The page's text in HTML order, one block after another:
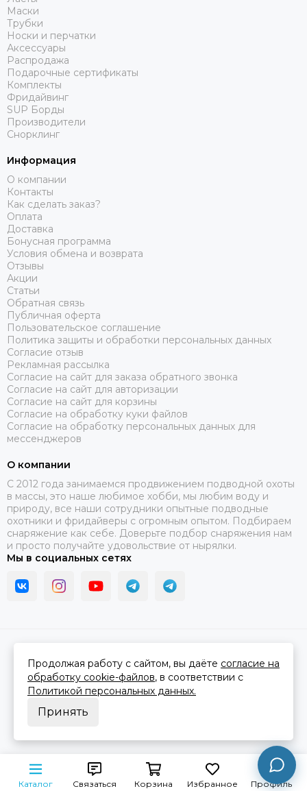
Маски
Трубки
Носки и перчатки
Аксессуары
Распродажа
Подарочные сертификаты
Комплекты
Фридайвинг
SUP Борды
Производители
Снорклинг
Информация
О компании
Контакты
Как сделать заказ?
Оплата
Доставка
Бонусная программа
Условия обмена и возврата
Отзывы
Акции
Статьи
Обратная связь
Публичная оферта
Пользовательское соглашение
Политика защиты и обработки персональных данных
Согласие отзыв
Рекламная рассылка
Согласие на сайт для заказа обратного звонка
Согласие на сайт для авторизации
Согласие на сайт для корзины
Согласие на обработку куки файлов
Согласие на обработку персональных данных для
мессенджеров
О компании
C 2012 года занимаемся продвижением подводной охоты
в массы, это наше любимое хобби, мы любим воду и
природу, все наши сотрудники опытные подводные
охотники и фридайверы с огромным опытом. Подбираем
снаряжение как себе. Доверьте подбор снаряжения нам
и просто получайте удовольствие от нырялки.
Мы в социальных сетях
Сделано вMOSK.STUDIOдля платформыInSales
Каталог Связаться Корзина Избранное Профиль
Продолжая работу с сайтом, вы даёте согласие на
обработку cookie-файлов, в соответствии с
Политикой персональных данных.
Принять